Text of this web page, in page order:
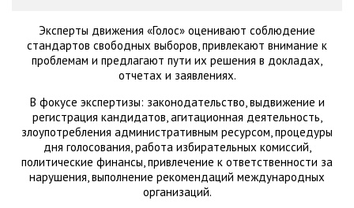
Эксперты движения «Голос» оценивают соблюдение
стандартов свободных выборов, привлекают внимание к
проблемам и предлагают пути их решения в докладах,
отчетах и заявлениях.
В фокусе экспертизы: законодательство, выдвижение и
регистрация кандидатов, агитационная деятельность,
злоупотребления административным ресурсом, процедуры
дня голосования, работа избирательных комиссий,
политические финансы, привлечение к ответственности за
нарушения, выполнение рекомендаций международных
организаций.